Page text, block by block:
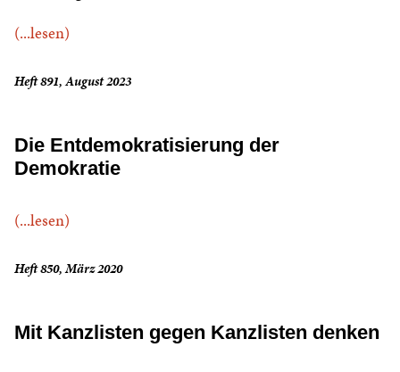
(...lesen)
Heft 891, August 2023
Die Entdemokratisierung der
Demokratie
(...lesen)
Heft 850, März 2020
Mit Kanzlisten gegen Kanzlisten denken